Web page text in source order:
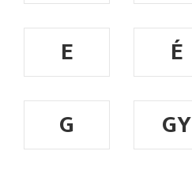
E
É
G
GY